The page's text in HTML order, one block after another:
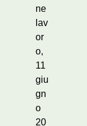
ne
lav
or
o,
11
giu
gn
o
20